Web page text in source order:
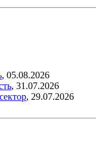
, 05.08.2026
, 31.07.2026
, 29.07.2026